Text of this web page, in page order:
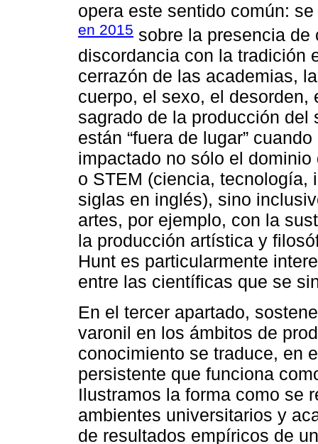
opera este sentido común:
en 2015 sobre la presencia
discordancia con la tradición
cerrazón de las academias,
cuerpo, el sexo, el
sagrado de la producción del
están “fuera de lugar”
impactado no sólo el dominio
o STEM (ciencia, tecnología,
siglas en inglés), sino
artes, por ejemplo, con la
la producción artística y
Hunt es particularmente
entre las científicas que se
En el tercer apartado,
varonil en los ámbitos de
conocimiento se traduce, en
persistente que funciona
Ilustramos la forma como se
ambientes universitarios y
de resultados empíricos de